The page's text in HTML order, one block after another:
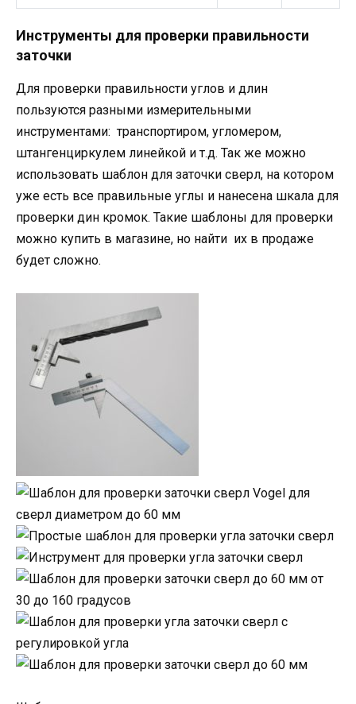
Инструменты для проверки правильности
заточки
Для проверки правильности углов и длин
пользуются разными измерительными
инструментами: транспортиром, угломером,
штангенциркулем линейкой и т.д. Так же можно
использовать шаблон для заточки сверл, на котором
уже есть все правильные углы и нанесена шкала для
проверки дин кромок. Такие шаблоны для проверки
можно купить в магазине, но найти их в продаже
будет сложно.